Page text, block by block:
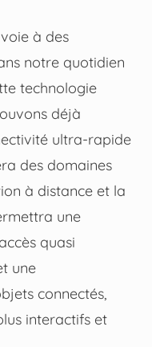
à des
notre quotidien
technologie
déjà
ultra-rapide
des domaines
à distance et la
une
quasi
une
connectés,
interactifs et